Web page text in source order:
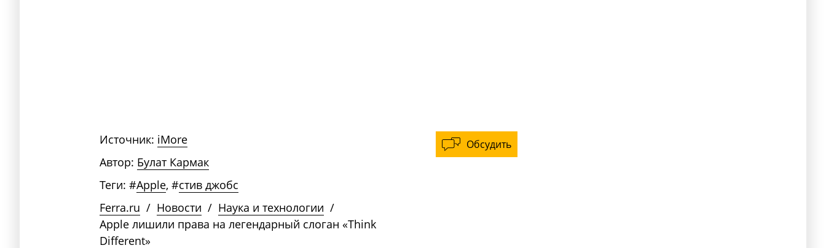
Обсудить
Источник: iMore
Автор: Булат Кармак
Теги: #Apple, #стив джобс
Ferra.ru / Новости / Наука и технологии /
Apple лишили права на легендарный слоган «Think
Different»